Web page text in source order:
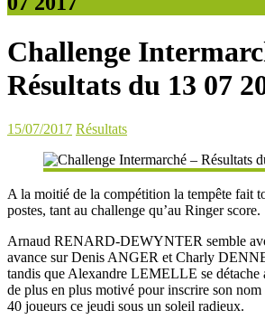
Challenge
Résultats du 13 07
15/07/2017 Résultats
A la moitié de la compétition la tempête fait
postes, tant au challenge qu’au Ringer score.
Arnaud RENARD-DEWYNTER semble
avance sur Denis ANGER et Charly
tandis que Alexandre LEMELLE se détache
de plus en plus motivé pour inscrire son
40 joueurs ce jeudi sous un soleil radieux.